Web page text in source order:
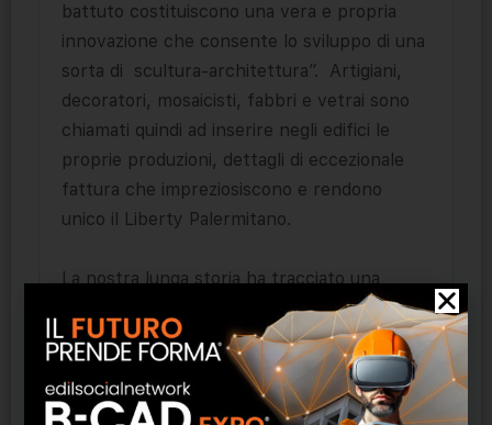
battuto costituiscono una vera e propria
innovazione che consente lo sviluppo di una
sorta di scultura-architettura”. Artigiani,
decoratori, mosaicisti, fabbri e vetrai sono
chiamati quindi ad inserire negli edifici le
proprie produzioni, dettagli di eccezionale
fattura che impreziosiscono e rendono
unico il Liberty Palermitano.
La nostra lunga storia ha tracciato una
strada che vogliamo continuare a
percorrere portando avanti i valori che le
prime generazioni Fogazza avevano chiari
quando, nel 1905, iniziarono la loro attività